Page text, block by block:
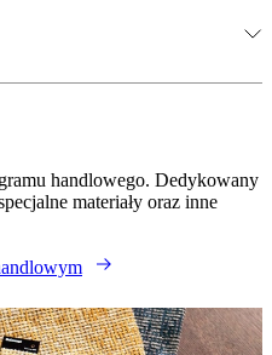
handlowego. Dedykowany
materiały oraz inne